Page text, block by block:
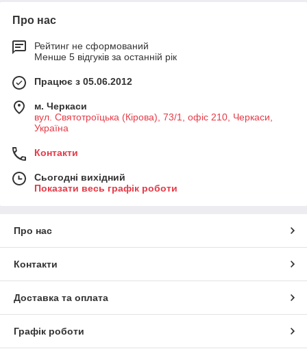
Про нас
Рейтинг не сформований
Менше 5 відгуків за останній рік
Працює з 05.06.2012
м. Черкаси
вул. Святотроїцька (Кірова), 73/1, офіс 210, Черкаси,
Україна
Контакти
Сьогодні вихідний
Показати весь графік роботи
Про нас
Контакти
Доставка та оплата
Графік роботи